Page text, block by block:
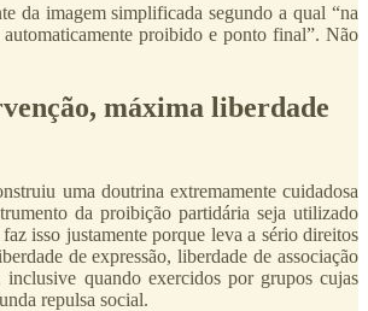
da imagem simplificada segundo a qual “na
proibido e ponto final”. Não
máxima liberdade
uma doutrina extremamente cuidadosa
da proibição partidária seja utilizado
isso justamente porque leva a sério direitos
de expressão, liberdade de associação
quando exercidos por grupos cujas
repulsa social.